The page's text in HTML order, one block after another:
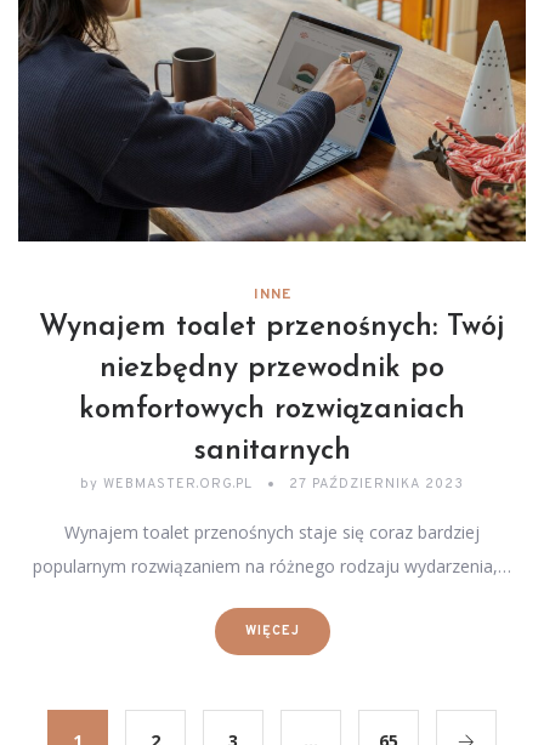
INNE
Wynajem toalet przenośnych: Twój
niezbędny przewodnik po
komfortowych rozwiązaniach
sanitarnych
by WEBMASTER.ORG.PL 27 PAŹDZIERNIKA 2023
Wynajem toalet przenośnych staje się coraz bardziej
popularnym rozwiązaniem na różnego rodzaju wydarzenia,…
WIĘCEJ